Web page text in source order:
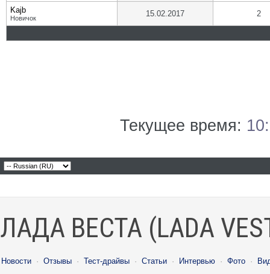
Kajb
Новичок 15.02.2017 2
Текущее время:
ЛАДА ВЕСТА (LADA
Новости · Отзывы · Тест-драйвы · Статьи · Интервью · Фото ·